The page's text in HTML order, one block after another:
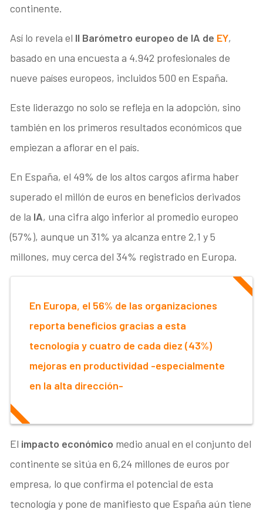
continente.
Así lo revela el II Barómetro europeo de IA de EY,
basado en una encuesta a 4.942 profesionales de
nueve países europeos, incluidos 500 en España.
Este liderazgo no solo se refleja en la adopción, sino
también en los primeros resultados económicos que
empiezan a aflorar en el país.
En España, el 49% de los altos cargos afirma haber
superado el millón de euros en beneficios derivados
de la IA, una cifra algo inferior al promedio europeo
(57%), aunque un 31% ya alcanza entre 2,1 y 5
millones, muy cerca del 34% registrado en Europa.
En Europa, el 56% de las organizaciones
reporta beneficios gracias a esta
tecnología y cuatro de cada diez (43%)
mejoras en productividad -especialmente
en la alta dirección-
El impacto económico medio anual en el conjunto del
continente se sitúa en 6,24 millones de euros por
empresa, lo que confirma el potencial de esta
tecnología y pone de manifiesto que España aún tiene